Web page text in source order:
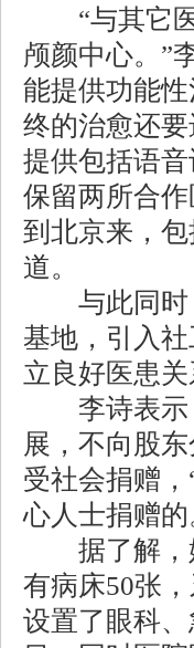
“与其它医
颅颜中心。”
能提供功能
终的治愈还
提供包括语
保留两所合
到北京来，
道。
与此同时，
基地，引入
立良好医患关
李诗表示，
展，不向股
受社会捐赠
心人士捐赠的
据了解，嫣
有病床50张
设置了眼科